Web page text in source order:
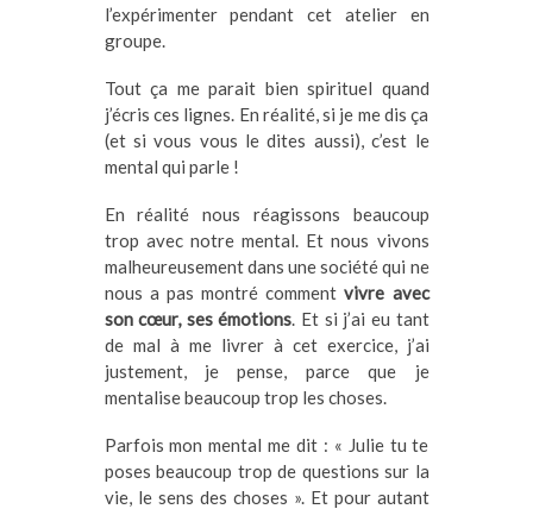
l’expérimenter pendant cet atelier en
groupe.
Tout ça me parait bien spirituel quand
j’écris ces lignes. En réalité, si je me dis ça
(et si vous vous le dites aussi), c’est le
mental qui parle !
En réalité nous réagissons beaucoup
trop avec notre mental. Et nous vivons
malheureusement dans une société qui ne
nous a pas montré commentvivre avec
son cœur, ses émotions. Et si j’ai eu tant
de mal à me livrer à cet exercice, j’ai
justement, je pense, parce que je
mentalise beaucoup trop les choses.
Parfois mon mental me dit : « Julie tu te
poses beaucoup trop de questions sur la
vie, le sens des choses ». Et pour autant